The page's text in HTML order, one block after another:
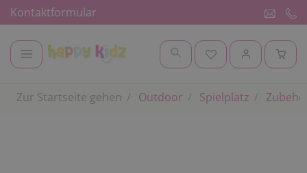
Kontaktformular
Zur Startseite gehen Outdoor Spielplatz